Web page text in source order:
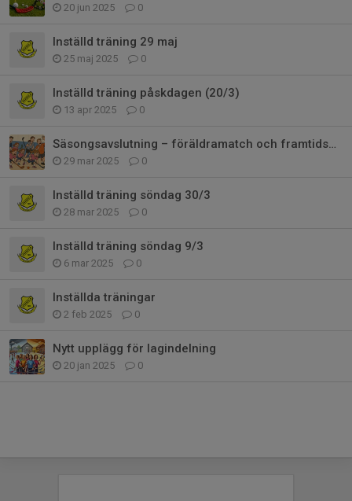
20 jun 2025 0
Inställd träning 29 maj
25 maj 2025 0
Inställd träning påskdagen (20/3)
13 apr 2025 0
Säsongsavslutning – föräldramatch och framtidsplaner
29 mar 2025 0
Inställd träning söndag 30/3
28 mar 2025 0
Inställd träning söndag 9/3
6 mar 2025 0
Inställda träningar
2 feb 2025 0
Nytt upplägg för lagindelning
20 jan 2025 0